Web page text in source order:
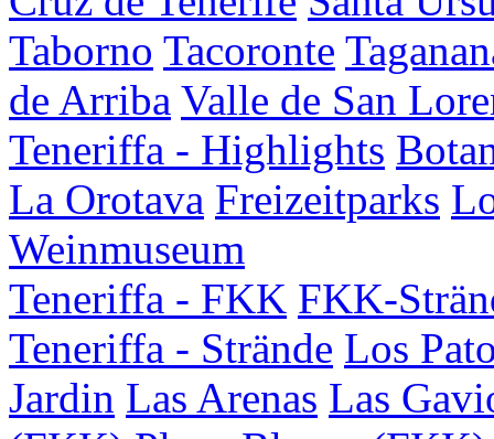
Taborno Tacoronte
de Arriba Valle de San
Teneriffa - Highlights
La Orotava Freizeitparks
Weinmuseum
Teneriffa - FKK FKK-
Teneriffa - Strände Los
Jardin Las Arenas Las